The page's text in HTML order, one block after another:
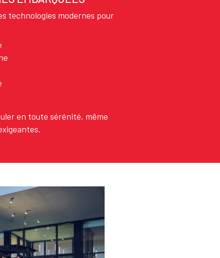
technologies modernes pour
en toute sérénité, même